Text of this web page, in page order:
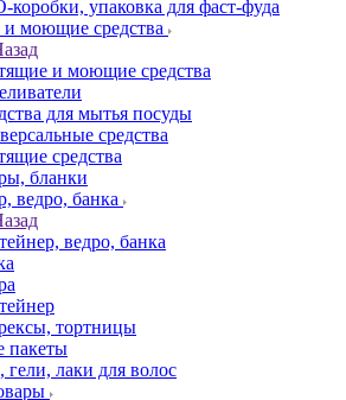
упаковка для фаст-фуда
моющие средства
и моющие средства
для мытья посуды
средства
средства
бланки
ведро, банка
ведро, банка
тортницы
пакеты
лаки для волос